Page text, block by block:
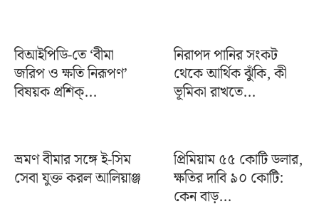
বিআইপিডি-তে ‘বীমা
জরিপ ও ক্ষতি নিরূপণ’
বিষয়ক প্রশিক্...
নিরাপদ পানির সংকট
থেকে আর্থিক ঝুঁকি, কী
ভূমিকা রাখতে...
ভ্রমণ বীমার সঙ্গে ই-সিম
সেবা যুক্ত করল আলিয়াঞ্জ
প্রিমিয়াম ৫৫ কোটি ডলার,
ক্ষতির দাবি ৯০ কোটি:
কেন বাড়...